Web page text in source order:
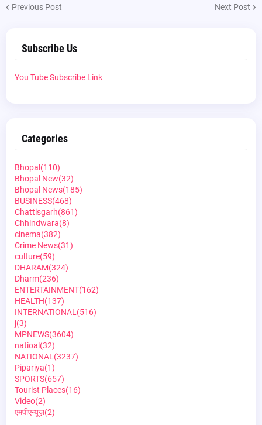
Previous Post Next Post
Subscribe Us
You Tube Subscribe Link
Categories
Bhopal (110)
Bhopal New(32)
Bhopal News(185)
BUSINESS(468)
Chattisgarh(861)
Chhindwara(8)
cinema(382)
Crime News(31)
culture(59)
DHARAM(324)
Dharm(236)
ENTERTAINMENT(162)
HEALTH(137)
INTERNATIONAL (516)
j(3)
MPNEWS(3604)
natioal (32)
NATIONAL (3237)
Pipariya(1)
SPORTS(657)
Tourist Places(16)
Video(2)
एमपीएन्यूज़(2)